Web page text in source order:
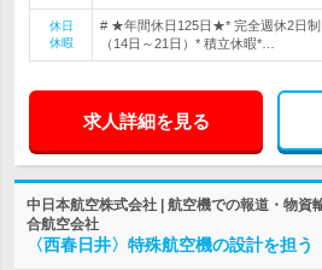
休日
休暇
# ★年間休日125日★* 完全週休2日制
（14日～21日）* 積立休暇*…
求人詳細を見る
中日本航空株式会社 | 航空機での報道・物資
合航空会社
〈西春日井〉特殊航空機の設計を担う